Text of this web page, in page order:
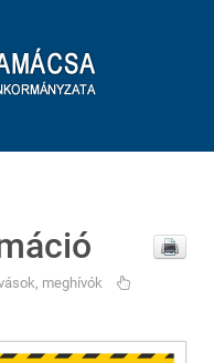
meghívók